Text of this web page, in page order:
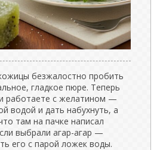
безжалостно пробить
гладкое пюре. Теперь
работаете с желатином —
водой и дать набухнуть, а
там на пачке написал
выбрали агар-агар —
его с парой ложек воды.